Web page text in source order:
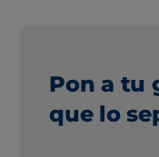
Pon a tu
que lo